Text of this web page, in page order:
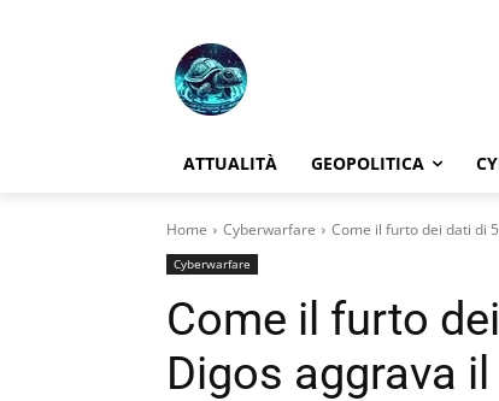
ATTUALITÀ GEOPOLITICA
Home Cyberwarfare Come il furto dei dati di
Cyberwarfare
Come il furto
Digos aggrava